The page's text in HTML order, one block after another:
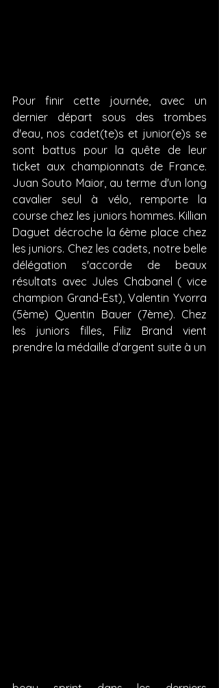
Pour finir cette journée, avec un
dernier départ sous des trombes
d'eau, nos cadet(te)s et junior(e)s se
sont battus pour la quête de leur
ticket aux championnats de France.
Juan Souto Maior, au terme d'un long
cavalier seul à vélo, remporte la
course chez les juniors hommes. Killian
Daguet décroche la 6ème place chez
les juniors. Chez les cadets, notre belle
délégation s'accorde de beaux
résultats avec Jules Chabanel ( vice
champion Grand-Est), Valentin Yvorra
(5ème) Quentin Bauer (7ème). Chez
les juniors filles, Filiz Brand vient